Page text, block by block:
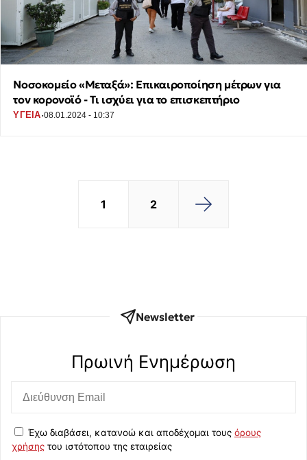
Νοσοκομείο «Μεταξά»: Επικαιροποίηση μέτρων για
τον κορονοϊό - Τι ισχύει για το επισκεπτήριο
ΥΓΕΙΑ·08.01.2024 - 10:37
1 2
Newsletter
Πρωινή Eνημέρωση
Έχω διαβάσει, κατανοώ και αποδέχομαι τους όρους
χρήσης του ιστότοπου της εταιρείας